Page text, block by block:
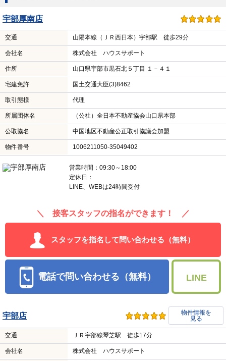
宇部厚南店
交通 山陽本線（ＪＲ西日本）宇部駅 徒歩29分
会社名 株式会社 ハウスサポート
住所 山口県宇部市黒石北５丁目 １－４１
宅建免許 国土交通大臣(3)8462
取引態様 代理
所属団体名 （公社）全日本不動産協会山口県本部
公取協名 中国地区不動産公正取引協議会加盟
物件番号 1006211050-35049402
営業時間：09:30～18:00
定休日：
LINE、WEBは24時間受付
＼ 接客スタッフの指名ができます！ ／
スタッフを指名して問い合わせる（無料）
電話で問い合わせる（無料） LINE
宇部店
物件情報を
見る
交通 ＪＲ宇部線琴芝駅 徒歩17分
会社名 株式会社 ハウスサポート